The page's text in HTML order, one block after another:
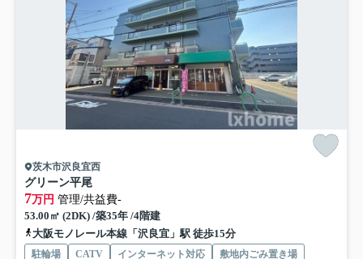
茨木市沢良宜西
グリーン平尾
7万円 管理/共益費-
53.00㎡ (2DK) /築35年 /4階建
大阪モノレール本線「沢良宜」駅 徒歩15分
駐輪場 CATV インターネット対応 敷地内ごみ置き場